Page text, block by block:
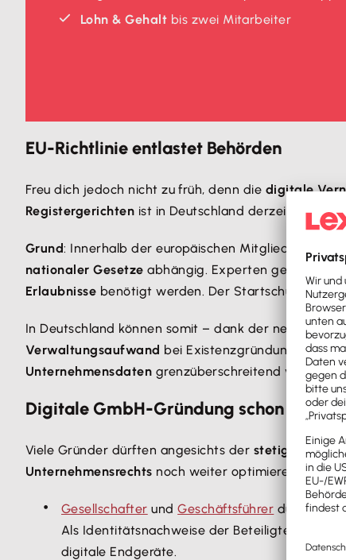
Lohn & Gehalt bis zwei Mitarbeiter
EU-Richtlinie entlastet Behörden
Freu dich jedoch nicht zu früh, denn die digitale
Registergerichten ist in Deutschland derzeit
Grund: Innerhalb der europäischen
nationaler Gesetze abhängig. Experten gehen
Erlaubnisse benötigt werden. Der Startschuss ist
In Deutschland können somit – dank der neuen
Verwaltungsaufwand bei Existenzgründungen von
Unternehmensdaten grenzüberschreitend
Digitale GmbH-Gründung schon seit
Viele Gründer dürften angesichts der stetigen
Unternehmensrechts noch weiter optimieren. Das
Gesellschafter undGeschäftsführer dürfen
Als Identitätsnachweise der Beteiligten reichen
digitale Endgeräte.